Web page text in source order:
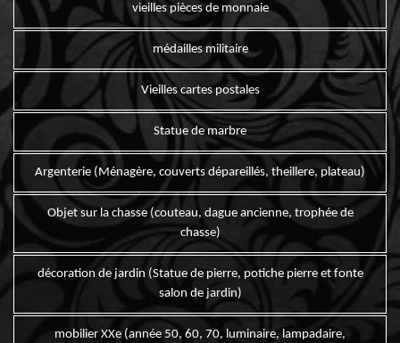
vieilles pièces de monnaie
médailles militaire
Vieilles cartes postales
Statue de marbre
Argenterie (Ménagère, couverts dépareillés, theillere, plateau)
Objet sur la chasse (couteau, dague ancienne, trophée de
chasse)
décoration de jardin (Statue de pierre, potiche pierre et fonte
salon de jardin)
mobilier XXe (année 50, 60, 70, luminaire, lampadaire,